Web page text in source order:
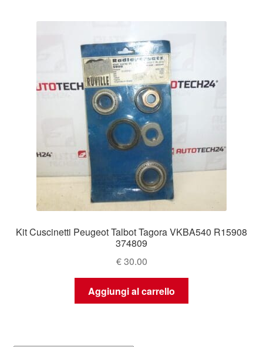
Kit Cuscinetti Peugeot Talbot Tagora VKBA540 R15908
374809
€30.00
Aggiungi al carrello